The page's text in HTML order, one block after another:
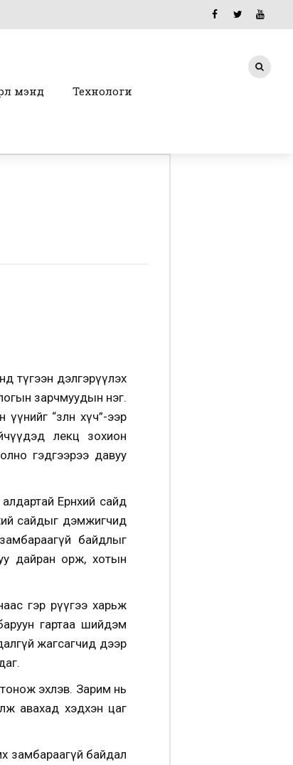
мэнд Технологи
түгээн дэлгэрүүлэх
зарчмуудын нэг.
“зөөлөн хүч”-ээр
лекц зохион
гэдгээрээ давуу
Ерөнхий сайд
сайдыг дэмжигчид
байдлыг
дайран орж, хотын
гэр рүүгээ харьж
гартаа шийдэм
жагсагчид дээр
эхлэв. Зарим нь
авахад хэдхэн цаг
замбараагүй байдал